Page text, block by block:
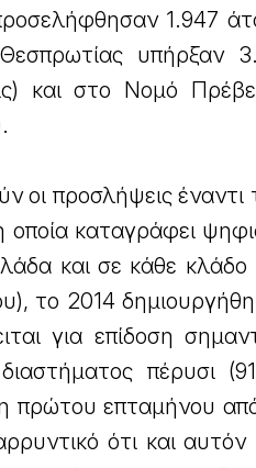
1.947
υπήρξαν
και στο Νομό
οι προσλήψεις έναντι
καταγράφει
και σε κάθε κλάδο
το 2014
για επίδοση
πέρυσι
πρώτου επταμήνου
ότι και αυτόν